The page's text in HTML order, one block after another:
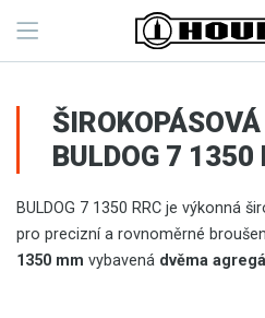
BULDOG 7 1350
BULDOG 7 1350 RRC je výkonná
pro precizní a rovnoměrné
1350 mm vybavená dvěma